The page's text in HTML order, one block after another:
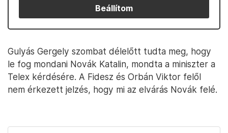
Beállítom
Gulyás Gergely szombat délelőtt tudta meg, hogy
le fog mondani Novák Katalin, mondta a miniszter a
Telex kérdésére. A Fidesz és Orbán Viktor felől
nem érkezett jelzés, hogy mi az elvárás Novák felé.